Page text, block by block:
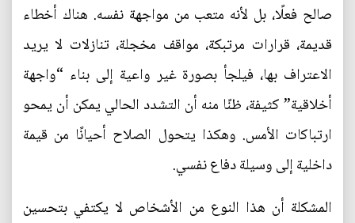
صالح فعلًا، بل لأنه متعب من مواجهة نفسه. هناك أخطاء
قديمة، قرارات مرتبكة، مواقف مخجلة، تنازلات لا يريد
الاعتراف بها، فيلجأ بصورة غير واعية إلى بناء “واجهة
أخلاقية” كثيفة، ظنًا منه أن التشدد الحالي يمكن أن يمحو
ارتباكات الأمس. وهكذا يتحول الصلاح أحيانًا من قيمة
داخلية إلى وسيلة دفاع نفسي.
المشكلة أن هذا النوع من الأشخاص لا يكتفي بتحسين